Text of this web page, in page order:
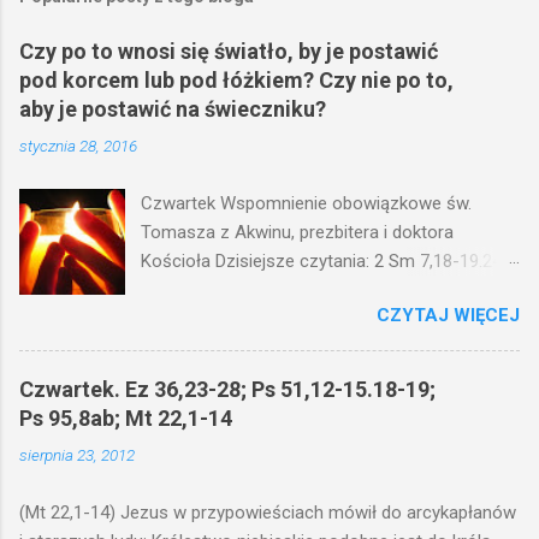
Czy po to wnosi się światło, by je postawić
pod korcem lub pod łóżkiem? Czy nie po to,
aby je postawić na świeczniku?
stycznia 28, 2016
Czwartek Wspomnienie obowiązkowe św.
Tomasza z Akwinu, prezbitera i doktora
Kościoła Dzisiejsze czytania: 2 Sm 7,18-19.24-
(Mk 4,21-25) Jezus mówił ludowi: Czy po to
wnosi się światło, by je postawić pod korcem
lub pod łóżkiem? Czy nie po to, aby je postawić
na świeczniku? Nie ma bowiem nic ukrytego, co
by nie miało wyjść na jaw. Kto ma uszy do
wy mierzycie, odmierzą wam i jeszcze wam
CZYTAJ WIĘCEJ
Czwartek. Ez 36,23-28; Ps 51,12-15.18-19;
Ps 95,8ab; Mt 22,1-14
sierpnia 23, 2012
(Mt 22,1-14) Jezus w przypowieściach mówił do arcykapłanów